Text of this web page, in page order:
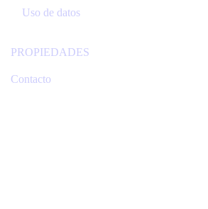
Uso de datos
PROPIEDADES
Contacto